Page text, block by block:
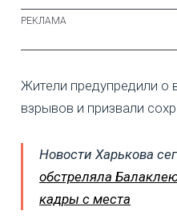
Жители предупредили о
взрывов и призвали
Новости Харькова
обстреляла
кадры с места